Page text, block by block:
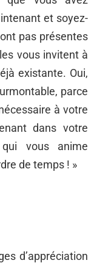
et soyez-
pas présentes
vous invitent à
existante. Oui,
parce
à votre
dans votre
vous anime
de temps ! »
d’appréciation